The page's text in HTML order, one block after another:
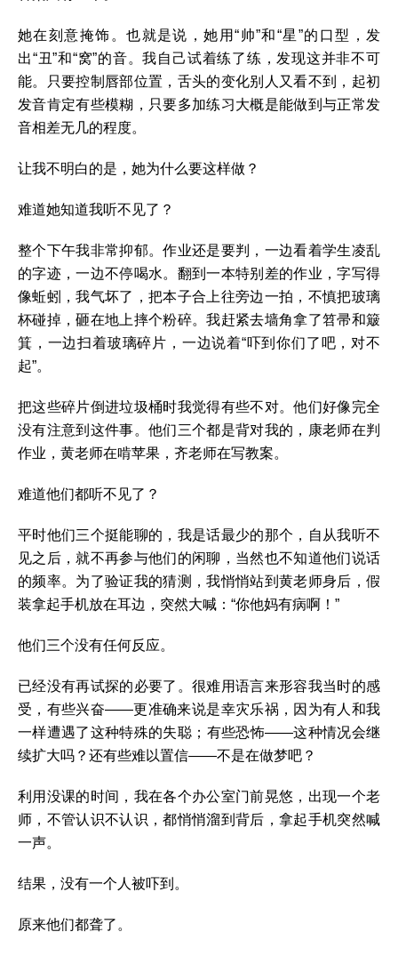
她在刻意掩饰。也就是说，她用“帅”和“星”的口型，发
出“丑”和“窝”的音。我自己试着练了练，发现这并非不可
能。只要控制唇部位置，舌头的变化别人又看不到，起初
发音肯定有些模糊，只要多加练习大概是能做到与正常发
音相差无几的程度。
让我不明白的是，她为什么要这样做？
难道她知道我听不见了？
整个下午我非常抑郁。作业还是要判，一边看着学生凌乱
的字迹，一边不停喝水。翻到一本特别差的作业，字写得
像蚯蚓，我气坏了，把本子合上往旁边一拍，不慎把玻璃
杯碰掉，砸在地上摔个粉碎。我赶紧去墙角拿了笤帚和簸
箕，一边扫着玻璃碎片，一边说着“吓到你们了吧，对不
起”。
把这些碎片倒进垃圾桶时我觉得有些不对。他们好像完全
没有注意到这件事。他们三个都是背对我的，康老师在判
作业，黄老师在啃苹果，齐老师在写教案。
难道他们都听不见了？
平时他们三个挺能聊的，我是话最少的那个，自从我听不
见之后，就不再参与他们的闲聊，当然也不知道他们说话
的频率。为了验证我的猜测，我悄悄站到黄老师身后，假
装拿起手机放在耳边，突然大喊：“你他妈有病啊！”
他们三个没有任何反应。
已经没有再试探的必要了。很难用语言来形容我当时的感
受，有些兴奋——更准确来说是幸灾乐祸，因为有人和我
一样遭遇了这种特殊的失聪；有些恐怖——这种情况会继
续扩大吗？还有些难以置信——不是在做梦吧？
利用没课的时间，我在各个办公室门前晃悠，出现一个老
师，不管认识不认识，都悄悄溜到背后，拿起手机突然喊
一声。
结果，没有一个人被吓到。
原来他们都聋了。